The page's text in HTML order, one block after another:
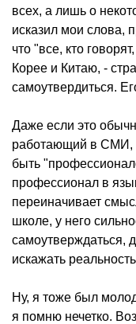
всех, а лишь о
исказил мои слова,
что "все, кто
Корее и Китаю, -
самоутвердиться.
Даже если это
работающий в СМИ,
быть
профессионал в
переиначивает
школе, у него
самоутверждаться,
искажать
Ну, я тоже был
я помню нечетко.